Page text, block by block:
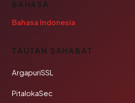
BAHASA
Bahasa Indonesia
TAUTAN SAHABAT
ArgapuriSSL
PitalokaSec